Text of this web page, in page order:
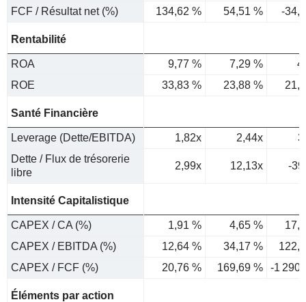
FCF / Résultat net (%)
134,62 % 54,51 % -
Rentabilité
ROA 9,77 % 7,29 %
ROE
33,83 % 23,88 %
Santé Financière
Leverage (Dette/EBITDA) 1,82x 2,44x
Dette / Flux de trésorerie
libre
2,99x 12,13x -
Intensité Capitalistique
CAPEX / CA (%) 1,91 % 4,65 %
CAPEX / EBITDA (%)
12,64 % 34,17 %
CAPEX / FCF (%)
20,76 % 169,69 % -1
Éléments par action